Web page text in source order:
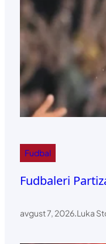
Fudbal
Fudbaleri
avgust 7, 2026.Luka